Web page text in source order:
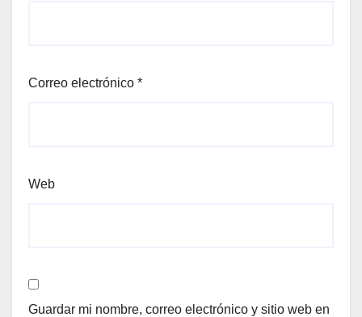
Correo electrónico *
Web
Guardar mi nombre, correo electrónico y sitio web en